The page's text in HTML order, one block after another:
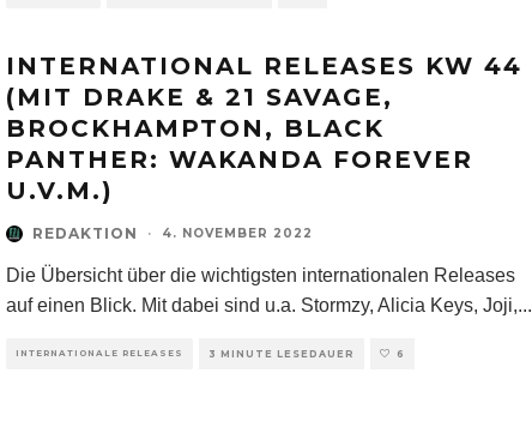
INTERNATIONAL RELEASES KW 44
(MIT DRAKE & 21 SAVAGE,
BROCKHAMPTON, BLACK
PANTHER: WAKANDA FOREVER
U.V.M.)
REDAKTION · 4. NOVEMBER 2022
Die Übersicht über die wichtigsten internationalen Releases
auf einen Blick. Mit dabei sind u.a. Stormzy, Alicia Keys, Joji,...
INTERNATIONALE RELEASES 3 MINUTE LESEDAUER 6